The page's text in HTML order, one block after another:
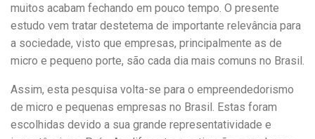
muitos acabam fechando em pouco tempo. O presente
estudo vem tratar destetema de importante relevância para
a sociedade, visto que empresas, principalmente as de
micro e pequeno porte, são cada dia mais comuns no Brasil.
Assim, esta pesquisa volta-se para o empreendedorismo
de micro e pequenas empresas no Brasil. Estas foram
escolhidas devido a sua grande representatividade e